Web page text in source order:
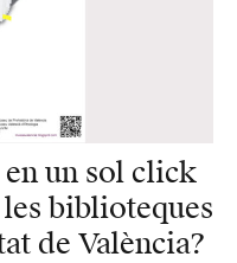
un sol click
biblioteques
de València?